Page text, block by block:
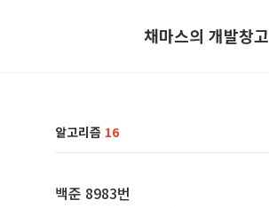
채마스의 개발창고
알고리즘 16
백준 8983번